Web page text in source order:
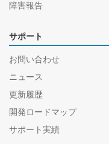
障害報告
サポート
お問い合わせ
ニュース
更新履歴
開発ロードマップ
サポート実績